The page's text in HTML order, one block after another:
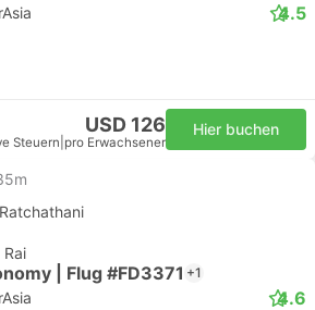
4.5
USD 126
Steuern pro Erwachsener
Hier buchen
| Flug #FD3371 +1
4.6